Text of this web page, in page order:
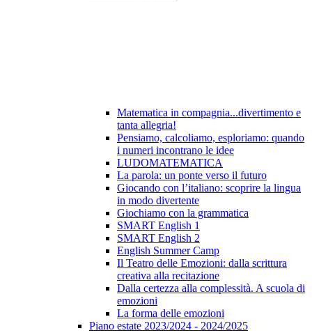
Matematica in compagnia...divertimento e
tanta allegria!
Pensiamo, calcoliamo, esploriamo: quando
i numeri incontrano le idee
LUDOMATEMATICA
La parola: un ponte verso il futuro
Giocando con l’italiano: scoprire la lingua
in modo divertente
Giochiamo con la grammatica
SMART English 1
SMART English 2
English Summer Camp
Il Teatro delle Emozioni: dalla scrittura
creativa alla recitazione
Dalla certezza alla complessità. A scuola di
emozioni
La forma delle emozioni
Piano estate 2023/2024 - 2024/2025